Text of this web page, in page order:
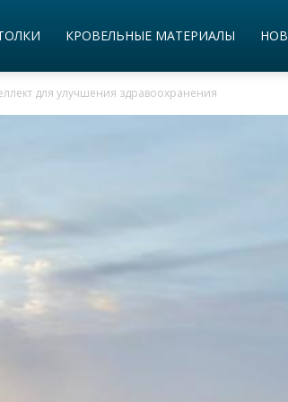
КРОВЕЛЬНЫЕ МАТЕРИАЛЫ
для улучшения здравоохранения